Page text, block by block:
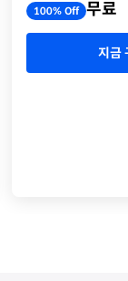
100% Off 무료
지금